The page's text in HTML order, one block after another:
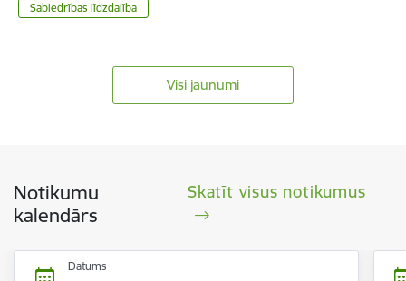
Sabiedrības līdzdalība
Visi jaunumi
Notikumu
kalendārs
Skatīt visus notikumus
Datums